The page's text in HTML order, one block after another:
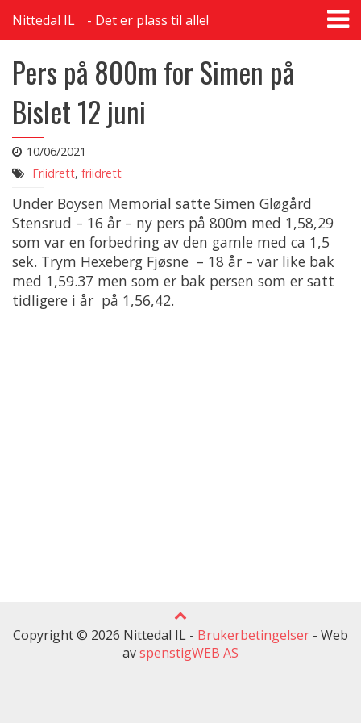
Nittedal IL Det er plass til alle!
Pers på 800m for Simen på
Bislet 12 juni
10/06/2021
Friidrett, friidrett
Under Boysen Memorial satte Simen Gløgård
Stensrud – 16 år – ny pers på 800m med 1,58,29
som var en forbedring av den gamle med ca 1,5
sek. Trym Hexeberg Fjøsne – 18 år – var like bak
med 1,59.37 men som er bak persen som er satt
tidligere i år på 1,56,42.
Copyright © 2026 Nittedal IL - Brukerbetingelser - Web
avspenstigWEB AS